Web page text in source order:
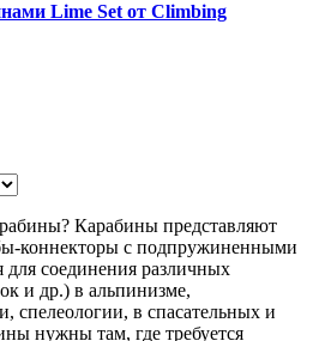
Lime Set от Climbing
Карабины представляют
коннекторы с подпружиненными
для соединения различных
и др.) в альпинизме,
спелеологии, в спасательных и
нужны там, где требуется